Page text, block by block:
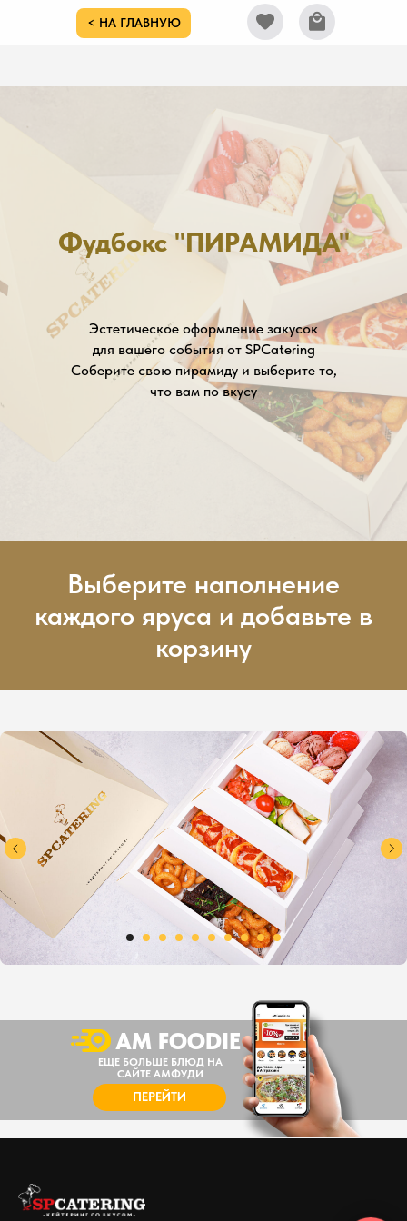
< НА ГЛАВНУЮ
Фудбокс "ПИРАМИДА"
Эстетическое оформление закусок
для вашего события от SPCatering
Соберите свою пирамиду и выберите то,
что вам по вкусу
Выберите наполнение
каждого яруса и добавьте в
корзину
ЕЩЕ БОЛЬШЕ БЛЮД НА
САЙТЕ АМФУДИ
AM FOODIE
ПЕРЕЙТИ